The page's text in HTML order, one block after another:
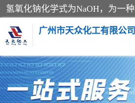
广州市天众化工有限公司
亚硝酸钠 氢